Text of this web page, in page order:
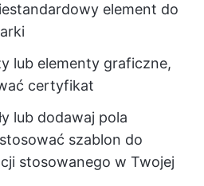
element do
lub elementy graficzne,
certyfikat
lub dodawaj pola
szablon do
stosowanego w Twojej